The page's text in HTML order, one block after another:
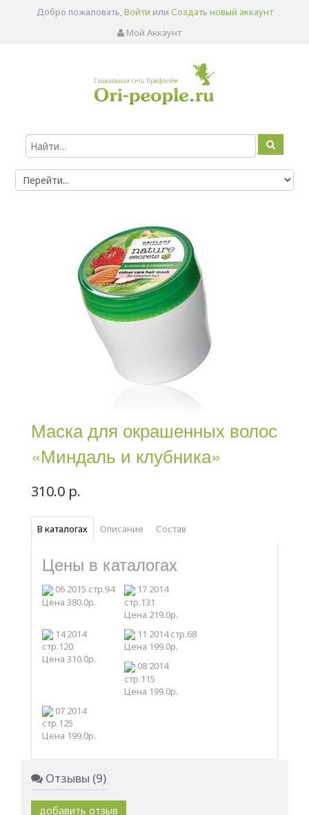
Добро пожаловать,Войти или Создать новый аккаунт
Мой Аккаунт
Маска для окрашенных волос
«Миндаль и клубника»
310.0 р.
В каталогах Описание Состав
Цены в каталогах
06 2015 стр.94
Цена 380.0р.
17 2014
стр.131
Цена 219.0р.
14 2014
стр.120
Цена 310.0р.
11 2014 стр.68
Цена 199.0р.
08 2014
стр.115
Цена 199.0р.
07 2014
стр.125
Цена 199.0р.
Отзывы (9)
добавить отзыв